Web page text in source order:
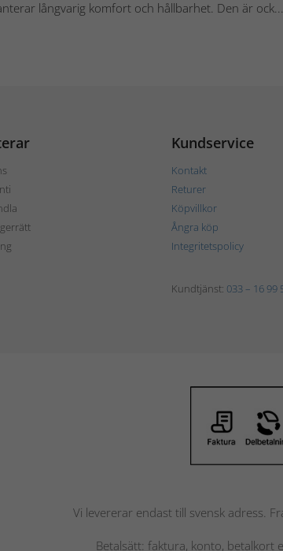
långvarig komfort och hållbarhet. Den är ock...
Kundservice
Kontakt
Returer
Köpvillkor
Ångra köp
Integritetspolicy
Kundtjänst: 033 – 16 99
Vi levererar endast till svensk adress.
Betalsätt: faktura, konto, betalkort